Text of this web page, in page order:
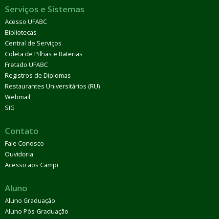
Serviços e Sistemas
Acesso UFABC
Bibliotecas
Central de Serviços
Coleta de Pilhas e Baterias
Fretado UFABC
Registros de Diplomas
Restaurantes Universitários (RU)
Webmail
SIG
Contato
Fale Conosco
Ouvidoria
Acesso aos Campi
Aluno
Aluno Graduação
Aluno Pós-Graduação